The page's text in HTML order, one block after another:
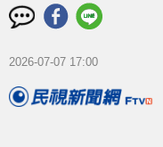
2026-07-07 17:00